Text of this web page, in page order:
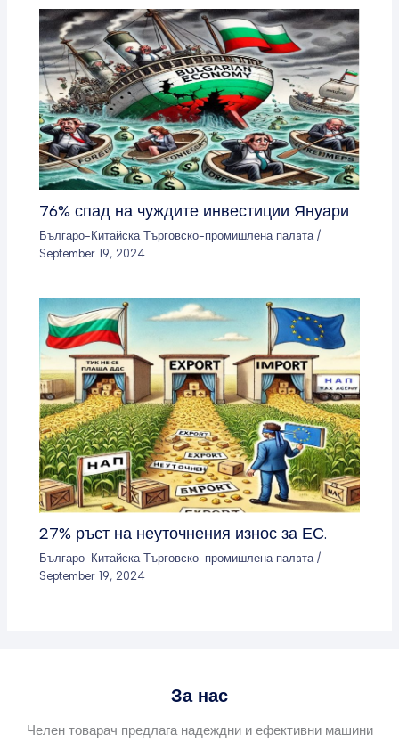
76% спад на чуждите инвестиции Януари
Българо-Китайска Търговско-промишлена палaта /
September 19, 2024
27% ръст на неуточнения износ за ЕС.
Българо-Китайска Търговско-промишлена палaта/
September 19, 2024
За нас
Челен товарач предлага надеждни и ефективни машини